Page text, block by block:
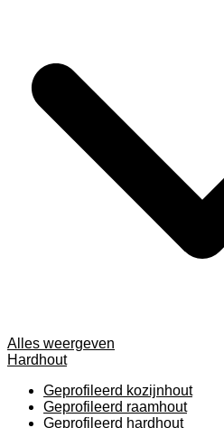
Alles weergeven
Hardhout
Geprofileerd kozijnhout
Geprofileerd raamhout
Geprofileerd hardhout